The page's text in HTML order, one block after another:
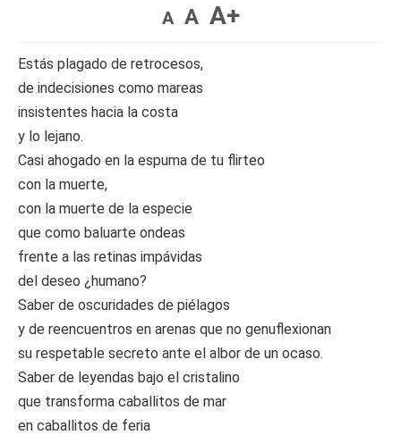
A A A+
Estás plagado de retrocesos,
de indecisiones como mareas
insistentes hacia la costa
y lo lejano.
Casi ahogado en la espuma de tu flirteo
con la muerte,
con la muerte de la especie
que como baluarte ondeas
frente a las retinas impávidas
del deseo ¿humano?
Saber de oscuridades de piélagos
y de reencuentros en arenas que no genuflexionan
su respetable secreto ante el albor de un ocaso.
Saber de leyendas bajo el cristalino
que transforma caballitos de mar
en caballitos de feria